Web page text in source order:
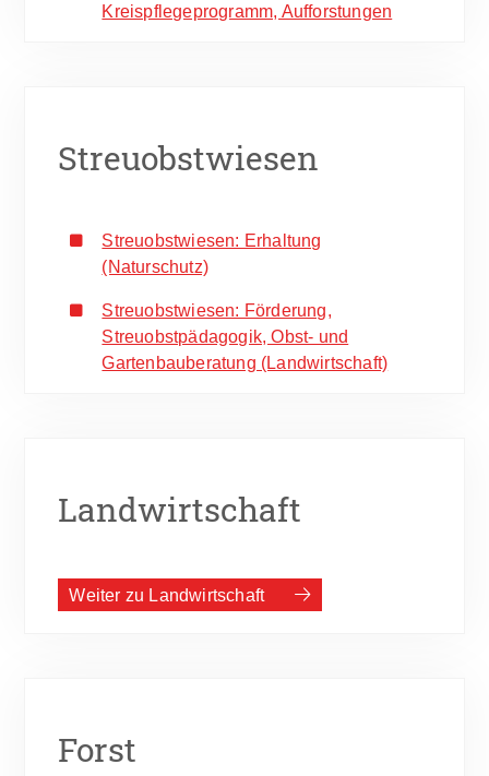
Kreispflegeprogramm, Aufforstungen
Streuobstwiesen
Streuobstwiesen: Erhaltung
(Naturschutz)
Streuobstwiesen: Förderung,
Streuobstpädagogik, Obst- und
Gartenbauberatung (Landwirtschaft)
Landwirtschaft
Weiter zu Landwirtschaft
Forst